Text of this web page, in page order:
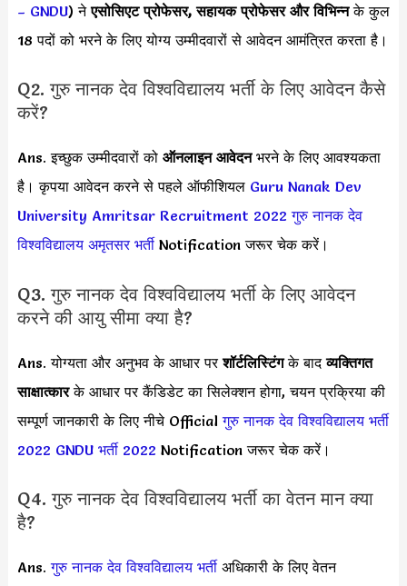
– GNDU) नेएसोसिएट प्रोफेसर, सहायक प्रोफेसर और विभिन्नके कुल
18 पदों को भरने के लिए योग्य उम्मीदवारों से आवेदन आमंत्रित करता है।
Q2. गुरु नानक देव विश्वविद्यालय भर्ती के लिए आवेदन कैसे
करें?
Ans. इच्छुक उम्मीदवारों को ऑनलाइन आवेदनभरने के लिए आवश्यकता
है। कृपया आवेदन करने से पहले ऑफीशियल Guru Nanak Dev
University Amritsar Recruitment 2022 गुरु नानक देव
विश्वविद्यालय अमृतसर भर्तीNotification जरूर चेक करें।
Q3. गुरु नानक देव विश्वविद्यालय भर्ती के लिए आवेदन
करने की आयु सीमा क्या है?
Ans. योग्यता और अनुभव के आधार परशॉर्टलिस्टिंगके बादव्यक्तिगत
साक्षात्कारके आधार पर कैंडिडेट का सिलेक्शन होगा, चयन प्रक्रिया की
सम्पूर्ण जानकारी के लिए नीचे Officialगुरु नानक देव विश्वविद्यालय भर्ती
2022 GNDU भर्ती 2022 Notification जरूर चेक करें।
Q4. गुरु नानक देव विश्वविद्यालय भर्ती का वेतन मान क्या
है?
Ans.गुरु नानक देव विश्वविद्यालय भर्तीअधिकारी के लिए वेतन